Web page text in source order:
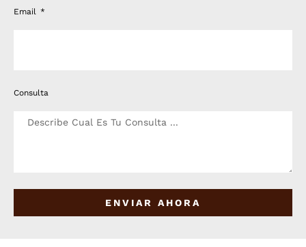
Email
Consulta
ENVIAR AHORA